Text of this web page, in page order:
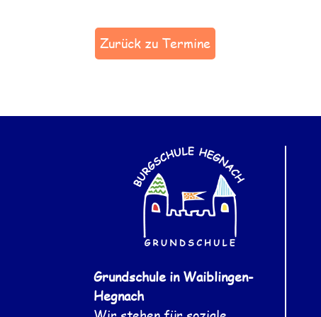
Zurück zu Termine
Grundschule in Waiblingen-
Hegnach